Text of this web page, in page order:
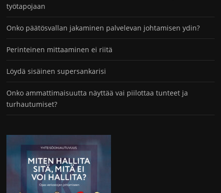
työtapojaan
Onko päätösvallan jakaminen palvelevan johtamisen ydin?
Perinteinen mittaaminen ei riitä
Löydä sisäinen supersankarisi
Onko ammattimaisuutta näyttää vai piilottaa tunteet ja
turhautumiset?